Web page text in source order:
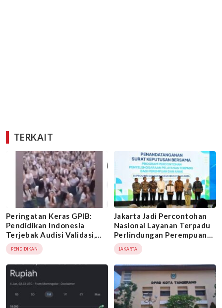
TERKAIT
Peringatan Keras GPIB:
Pendidikan Indonesia
Terjebak Audisi Validasi,
Moral dan Ilmu Justru
Tertinggal
PENDIDIKAN
Jakarta Jadi Percontohan
Nasional Layanan Terpadu
Perlindungan Perempuan
dan Anak
JAKARTA